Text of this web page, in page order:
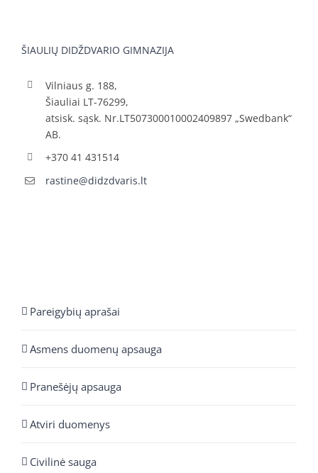
ŠIAULIŲ DIDŽDVARIO GIMNAZIJA
Vilniaus g. 188,
Šiauliai LT-76299,
atsisk. sąsk. Nr.LT507300010002409897 „Swedbank“
AB.
+370 41 431514
rastine@didzdvaris.lt
Pareigybių aprašai
Asmens duomenų apsauga
Pranešėjų apsauga
Atviri duomenys
Civilinė sauga